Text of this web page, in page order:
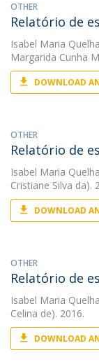
OTHER
Relatório de
Isabel Maria
Margarida Cunha
DOWNLOAD
OTHER
Relatório de
Isabel Maria
Cristiane Silva da).
DOWNLOAD
OTHER
Relatório de
Isabel Maria
Celina de). 2016.
DOWNLOAD